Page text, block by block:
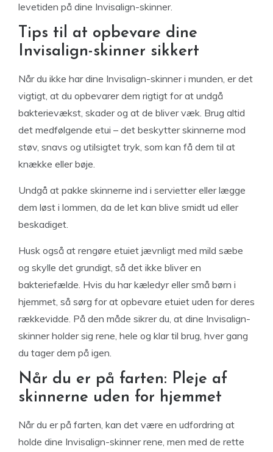
levetiden på dine Invisalign-skinner.
Tips til at opbevare dine
Invisalign-skinner sikkert
Når du ikke har dine Invisalign-skinner i munden, er det
vigtigt, at du opbevarer dem rigtigt for at undgå
bakterievækst, skader og at de bliver væk. Brug altid
det medfølgende etui – det beskytter skinnerne mod
støv, snavs og utilsigtet tryk, som kan få dem til at
knække eller bøje.
Undgå at pakke skinnerne ind i servietter eller lægge
dem løst i lommen, da de let kan blive smidt ud eller
beskadiget.
Husk også at rengøre etuiet jævnligt med mild sæbe
og skylle det grundigt, så det ikke bliver en
bakteriefælde. Hvis du har kæledyr eller små børn i
hjemmet, så sørg for at opbevare etuiet uden for deres
rækkevidde. På den måde sikrer du, at dine Invisalign-
skinner holder sig rene, hele og klar til brug, hver gang
du tager dem på igen.
Når du er på farten: Pleje af
skinnerne uden for hjemmet
Når du er på farten, kan det være en udfordring at
holde dine Invisalign-skinner rene, men med de rette